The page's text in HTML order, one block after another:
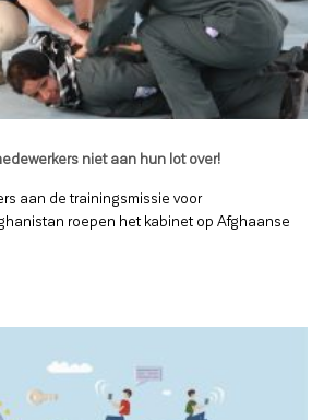
niet aan hun lot over!
aan de trainingsmissie voor
roepen het kabinet op Afghaanse